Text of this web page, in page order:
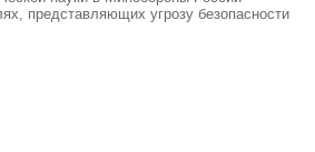
представляющих угрозу безопасности